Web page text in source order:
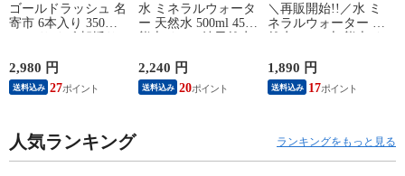
ゴールドラッシュ 名
寄市 6本入り 350～
もろこし スイートコ
ーン 極甘 お取り寄
せグルメ 北海道産
除く)》---
d2_cnyrcornv2_g8_26_2980_6p-
2,980 円
送料込み 27
水 ミネラルウォータ
ー 天然水 500ml 45本
防災《7-14営業日以
内に発送予定(土日祝
除く)》---
2,240 円
送料込み 20
＼再販開始!!／水 ミ
ネラルウォーター 天
含有 飲料水 一箱 ラ
ベルレス くまモン
防災 天然水《8月中
1,890 円
送料込み 17
人気ランキング ランキングをもっと見る